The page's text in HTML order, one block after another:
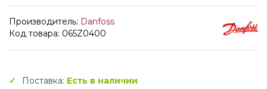
Производитель: Danfoss
Код товара: 065Z0400
Поставка: Есть в наличии